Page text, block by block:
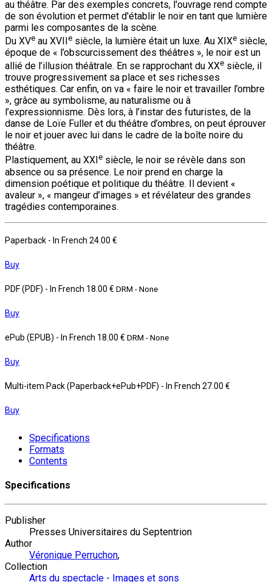
au théâtre. Par des exemples concrets, l'ouvrage rend compte
de son évolution et permet d'établir le noir en tant que lumière
parmi les composantes de la scène.
Du XVe au XVIIe siècle, la lumière était un luxe. Au XIXe siècle,
époque de « l’obscurcissement des théâtres », le noir est un
allié de l’illusion théâtrale. En se rapprochant du XXe siècle, il
trouve progressivement sa place et ses richesses
esthétiques. Car enfin, on va « faire le noir et travailler l’ombre
», grâce au symbolisme, au naturalisme ou à
l’expressionnisme. Dès lors, à l’instar des futuristes, de la
danse de Loïe Fuller et du théâtre d’ombres, on peut éprouver
le noir et jouer avec lui dans le cadre de la boîte noire du
théâtre.
Plastiquement, au XXI e siècle, le noir se révèle dans son
absence ou sa présence. Le noir prend en charge la
dimension poétique et politique du théâtre. Il devient «
avaleur », « mangeur d’images » et révélateur des grandes
tragédies contemporaines.
Paperback - In French 24.00 €
Buy
PDF (PDF) - In French 18.00 € DRM - None
Buy
ePub (EPUB) - In French 18.00 € DRM - None
Buy
Multi-item Pack (Paperback+ePub+PDF) - In French 27.00 €
Buy
Specifications
Formats
Contents
Specifications
Publisher
Presses Universitaires du Septentrion
Author
Véronique Perruchon,
Collection
Arts du spectacle - Images et sons